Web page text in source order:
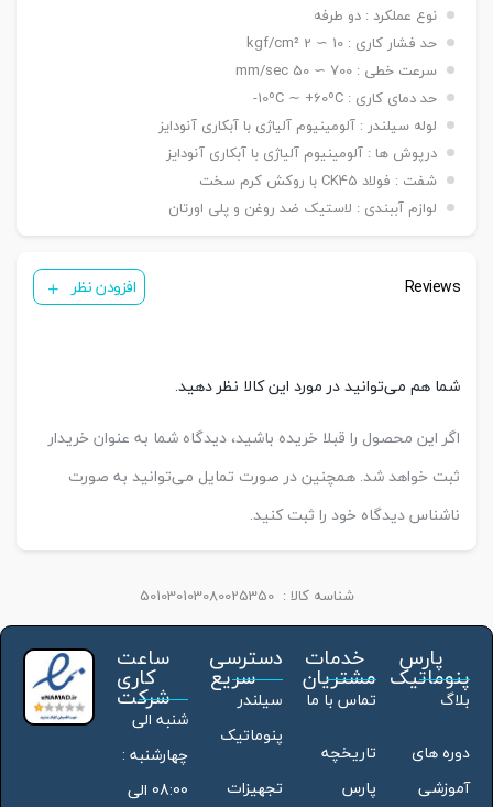
۵۰ ~ ۱۵۰۰ mm / ø ۱۶۰ -> ۵۰ ~ ۲۰۰۰ mm / ø ۲۰۰ ->
۵۰ ~ ۲۶۰۰ mm
سرشفت
دنده ماندگی ,دنده نری
بست
نصبی
کمره ای H / بست دو شاخه مادگی Y / بست چشمی
بست لولایی مادگی عقب CB / بست لولایی دوطرفه
عقب CAB / بست لولایی سکودار عقب CAS
سنسور
نوع عملکرد : دو طرفه
حد فشار کاری : 10 ∼ 2 kgf/cm²
سرعت خطی : 700 ∼ 50 mm/sec
حد دمای کاری : 10ºC ∼ +60ºC-
لوله سیلندر : آلومینیوم آلیاژی با آبکاری آنودایز
درپوش ها : آلومینیوم آلیاژی با آبکاری آنودایز
شفت : فولاد CK45 با روکش کرم سخت
لوازم آببندی : لاستیک ضد روغن و پلی اورتان
Reviews افزودن نظر
شما هم می‌توانید در مورد این کالا نظر دهید.
اگر این محصول را قبلا خریده باشید، دیدگاه شما به عنوان خریدار
ثبت خواهد شد. همچنین در صورت تمایل می‌توانید به صورت
ناشناس دیدگاه خود را ثبت کنید.
شناسه کالا : 501030103080025350
پارس
پنوماتیک
بلاگ
دوره های
آموزشی
خدمات
مشتریان
تماس با ما
تاریخچه
پارس
دسترسی
سریع
سیلندر
پنوماتیک
تجهیزات
ساعت
کاری
شرکت
شنبه الی
چهارشنبه :
08:00 الی